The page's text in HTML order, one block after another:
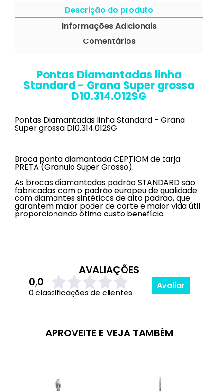
Descrição do produto
Informações Adicionais
Comentários
Pontas Diamantadas linha
Standard - Grana Super grossa
D10.314.012SG
Pontas Diamantadas linha Standard - Grana
Super grossa D10.314.012SG
Broca ponta diamantada CEPTIOM de tarja
PRETA (Granulo Super Grosso).
As brocas diamantadas padrão STANDARD são
fabricadas com o padrão europeu de qualidade
com diamantes sintéticos de alto padrão, que
garantem maior poder de corte e maior vida útil
proporcionando ótimo custo benefício.
AVALIAÇÕES
0,0
0 classificações de clientes
Avaliar
APROVEITE E VEJA TAMBÉM